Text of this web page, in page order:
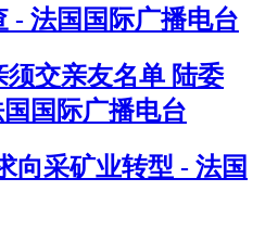
- 法国国际广播电台
交亲友名单 陆委
国际广播电台
向采矿业转型 - 法国